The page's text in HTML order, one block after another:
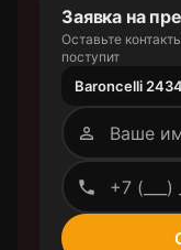
Заявка на
Оставьте
поступит
Baroncelli
person_outline